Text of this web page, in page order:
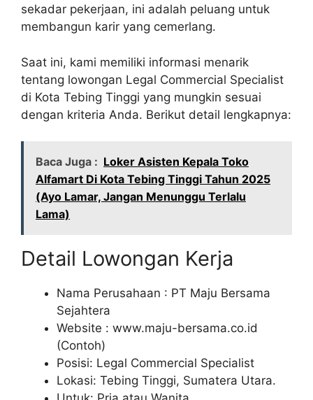
sekadar pekerjaan, ini adalah peluang untuk
membangun karir yang cemerlang.
Saat ini, kami memiliki informasi menarik
tentang lowongan Legal Commercial Specialist
di Kota Tebing Tinggi yang mungkin sesuai
dengan kriteria Anda. Berikut detail lengkapnya:
Baca Juga : Loker Asisten Kepala Toko
Alfamart Di Kota Tebing Tinggi Tahun 2025
(Ayo Lamar, Jangan Menunggu Terlalu
Lama)
Detail Lowongan Kerja
Nama Perusahaan : PT Maju Bersama
Sejahtera
Website : www.maju-bersama.co.id
(Contoh)
Posisi: Legal Commercial Specialist
Lokasi: Tebing Tinggi, Sumatera Utara.